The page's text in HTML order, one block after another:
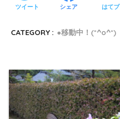
ツイート シェア はてブ
CATEGORY : ●移動中！(*^o^*)